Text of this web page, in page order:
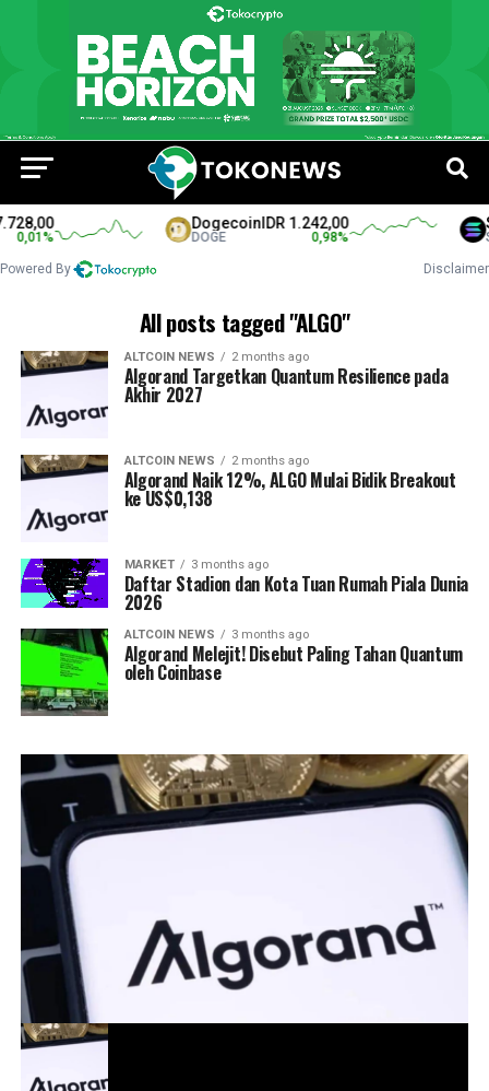
0,01%
DogecoinIDR 1.242,00
DOGE 0,98%
Powered By Disclaimer
All posts tagged "ALGO"
ALTCOIN NEWS 2 months ago
Algorand Targetkan Quantum Resilience pada
Akhir 2027
ALTCOIN NEWS 2 months ago
Algorand Naik 12%, ALGO Mulai Bidik Breakout
ke US$0,138
MARKET 3 months ago
Daftar Stadion dan Kota Tuan Rumah Piala Dunia
2026
ALTCOIN NEWS 3 months ago
Algorand Melejit! Disebut Paling Tahan Quantum
oleh Coinbase